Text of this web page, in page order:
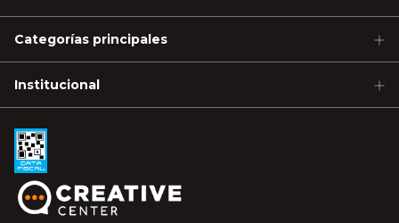
Categorías principales
Institucional